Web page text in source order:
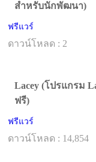
สำหรับนักพัฒนา)
ฟรีแวร์
ดาวน์โหลด : 2
Lacey (โปรแกรม
ฟรี)
ฟรีแวร์
ดาวน์โหลด : 14,854